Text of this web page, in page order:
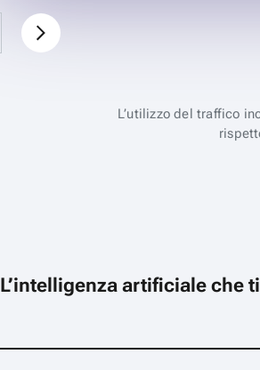
L’utilizzo del traffico
L’intelligenza artificiale che